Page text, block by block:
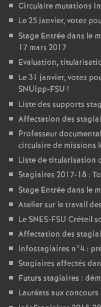
Circulaire mutations
Le 25 janvier, votez
Stage Entrée dans le
17 mars 2017
Evaluation,
Le 31 janvier, votez
SNUipp-FSU !
Liste des supports
Affectation des
Professeur
circulaire de missions
Liste de titularisation
Stagiaires 2017-18 :
Stage Entrée dans le
Atelier sur le travail
LeSNES-FSU Créteil
Affectation des
Infostagiaires n°4 :
Stagiaires affectés
Futurs stagiaires :
Lauréats aux